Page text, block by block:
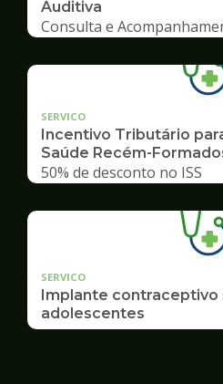
Auditiva
Consulta e
SERVICO
Incentivo Tributário
Saúde Recém-
50% de desconto no ISS
SERVICO
Implante
adolescentes